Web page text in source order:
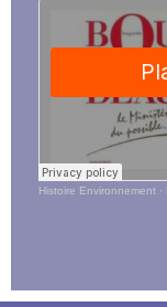
Histoire Environnement ·